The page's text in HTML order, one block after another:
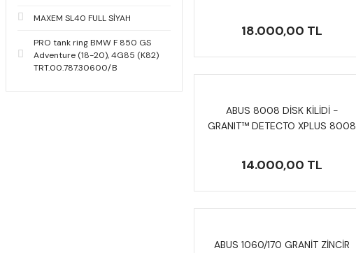
MAXEM SL40 FULL SİYAH
PRO tank ring BMW F 850 GS
Adventure (18-20), 4G85 (K82)
TRT.00.787.30600/B
18.000,00 TL
ABUS 8008 DİSK KİLİDİ -
GRANIT™ DETECTO XPLUS 8008
14.000,00 TL
ABUS 1060/170 GRANİT ZİNCİR